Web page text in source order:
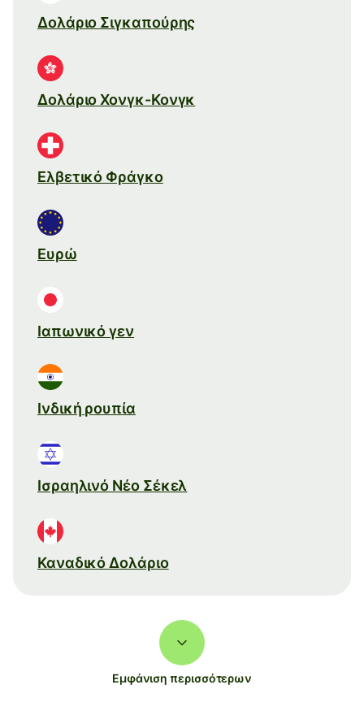
Δολάριο Σιγκαπούρης
Δολάριο Χονγκ-Κονγκ
Ελβετικό Φράγκο
Ευρώ
Ιαπωνικό γεν
Ινδική ρουπία
Ισραηλινό Νέο Σέκελ
Καναδικό Δολάριο
Εμφάνιση περισσότερων